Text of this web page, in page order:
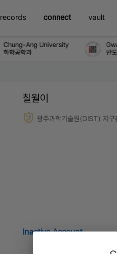
records connect vault
Chung-Ang University
화학공학과
반도
칠월이
광주과학기술원(GIST) 지
Inactive Account